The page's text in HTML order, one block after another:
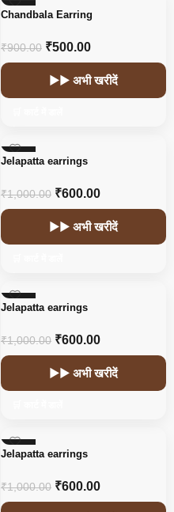
-44%
Chandbala Earring
₹900.00 ₹500.00
▶▶ अभी खरीदें
-40%
Jelapatta earrings
₹1,000.00 ₹600.00
▶▶ अभी खरीदें
-40%
Jelapatta earrings
₹1,000.00 ₹600.00
▶▶ अभी खरीदें
-40%
Jelapatta earrings
₹1,000.00 ₹600.00